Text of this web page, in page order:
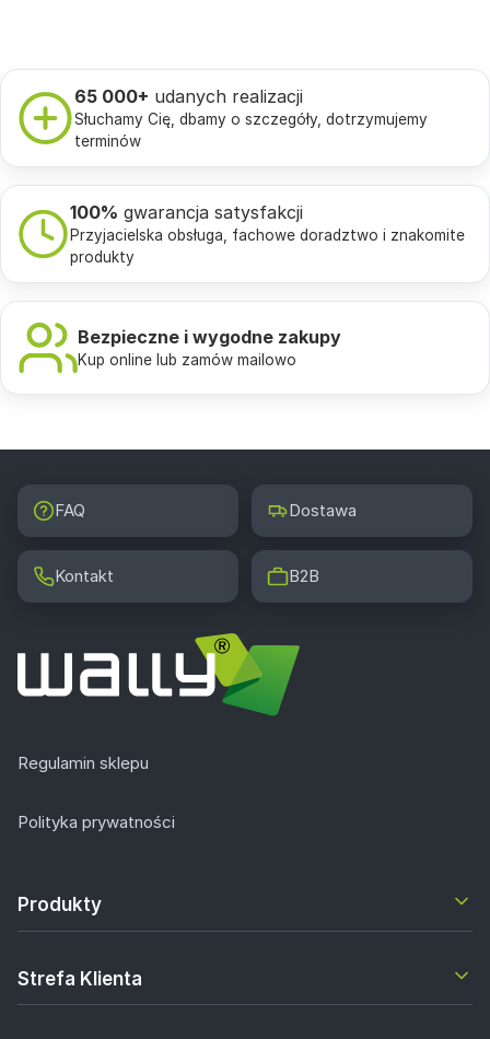
65 000+ udanych realizacji
Słuchamy Cię, dbamy o szczegóły, dotrzymujemy
terminów
100% gwarancja satysfakcji
Przyjacielska obsługa, fachowe doradztwo i znakomite
produkty
Bezpieczne i wygodne zakupy
Kup online lub zamów mailowo
FAQ Dostawa
Kontakt B2B
Regulamin sklepu
Polityka prywatności
Produkty
Strefa Klienta